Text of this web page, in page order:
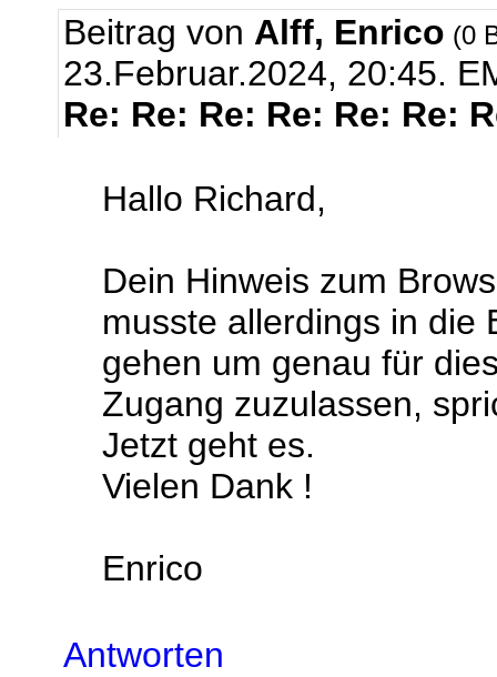
Beitrag von Alff, Enrico (0
23.Februar.2024, 20:45.
Re: Re: Re: Re: Re: Re:
Hallo Richard,
Dein Hinweis zum
musste allerdings in die
gehen um genau für
Zugang zuzulassen,
Jetzt geht es.
Vielen Dank !
Enrico
Antworten